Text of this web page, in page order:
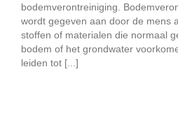
bodemverontreiniging.
wordt gegeven aan door de mens
stoffen of materialen die normaal
bodem of het grondwater
leiden tot [...]